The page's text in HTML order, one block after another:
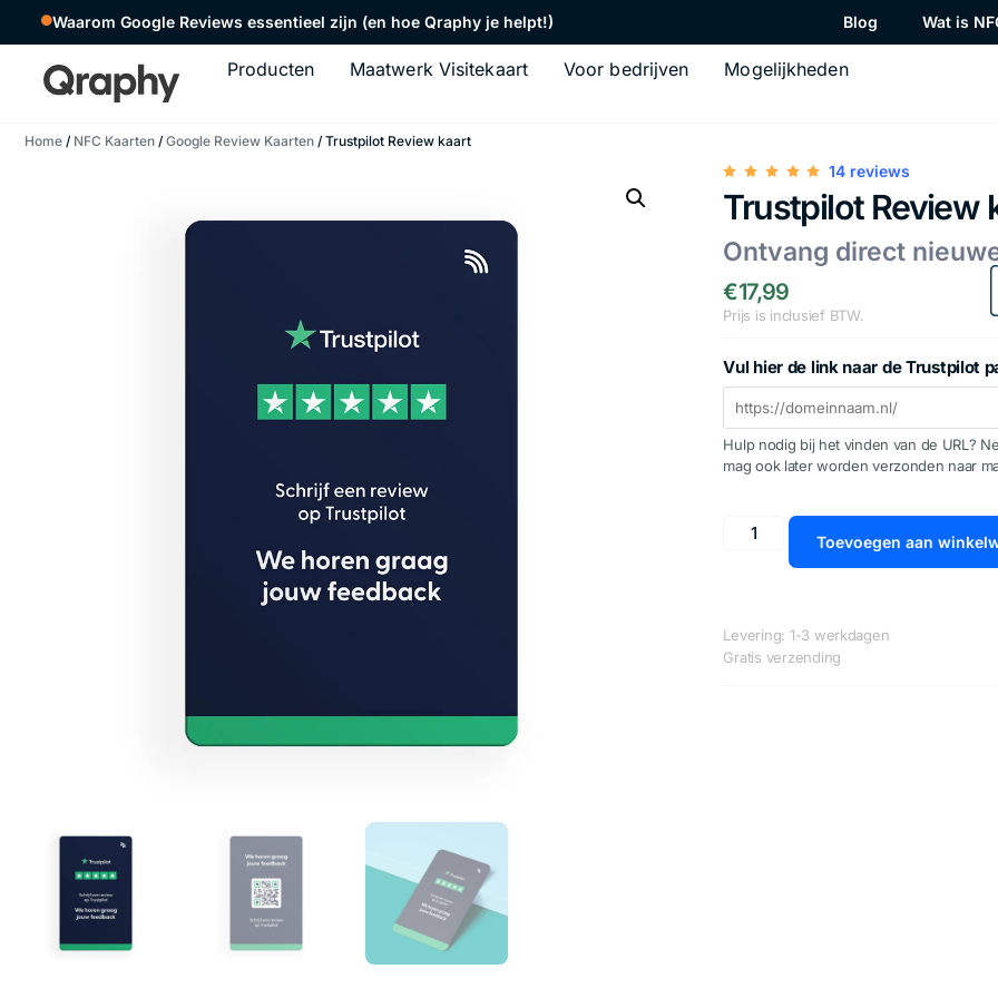
Waarom Google Reviews essentieel zijn (en hoe Qraphy je helpt!) Blog Wat is
Producten Maatwerk Visitekaart Voor bedrijven Mogelijkheden
Home / NFC Kaarten /Google Review Kaarten / Trustpilot Review kaart
14 reviews
Trustpilot Review
Ontvang direct
€17,99
Prijs is inclusief BTW.
Vul hier de link naar de Trustpilot
Hulp nodig bij het vinden van de URL?
mag ook later worden verzonden naar
Toevoegen aan
Levering: 1-3 werkdagen
Gratis verzending